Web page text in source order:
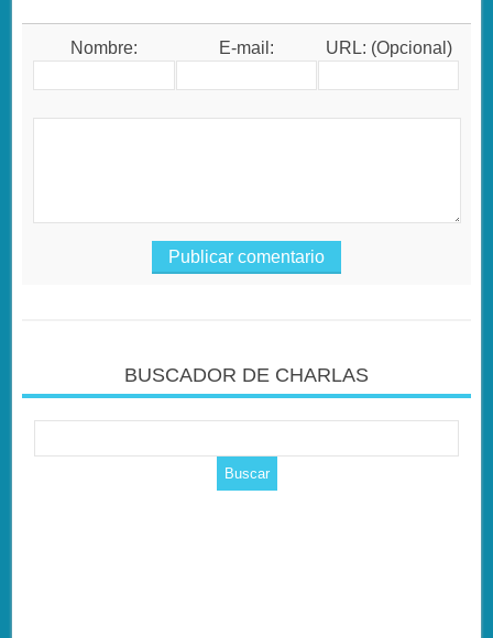
Nombre: E-mail: URL: (Opcional)
BUSCADOR DE CHARLAS